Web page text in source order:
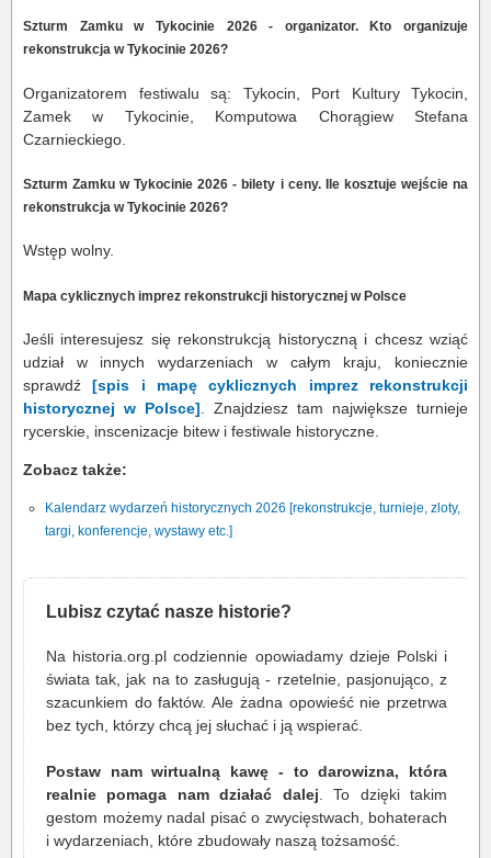
Szturm Zamku w Tykocinie 2026 - organizator. Kto organizuje
rekonstrukcja w Tykocinie 2026?
Organizatorem festiwalu są: Tykocin, Port Kultury Tykocin,
Zamek w Tykocinie, Komputowa Chorągiew Stefana
Czarnieckiego.
Szturm Zamku w Tykocinie 2026 - bilety i ceny. Ile kosztuje wejście na
rekonstrukcja w Tykocinie 2026?
Wstęp wolny.
Mapa cyklicznych imprez rekonstrukcji historycznej w Polsce
Jeśli interesujesz się rekonstrukcją historyczną i chcesz wziąć
udział w innych wydarzeniach w całym kraju, koniecznie
sprawdź[spis i mapę cyklicznych imprez rekonstrukcji
historycznej w Polsce] . Znajdziesz tam największe turnieje
rycerskie, inscenizacje bitew i festiwale historyczne.
Zobacz także:
Kalendarz wydarzeń historycznych 2026 [rekonstrukcje, turnieje, zloty,
targi, konferencje, wystawy etc.]
Lubisz czytać nasze historie?
Na historia.org.pl codziennie opowiadamy dzieje Polski i
świata tak, jak na to zasługują - rzetelnie, pasjonująco, z
szacunkiem do faktów. Ale żadna opowieść nie przetrwa
bez tych, którzy chcą jej słuchać i ją wspierać.
Postaw nam wirtualną kawę - to darowizna, która
realnie pomaga nam działać dalej . To dzięki takim
gestom możemy nadal pisać o zwycięstwach, bohaterach
i wydarzeniach, które zbudowały naszą tożsamość.